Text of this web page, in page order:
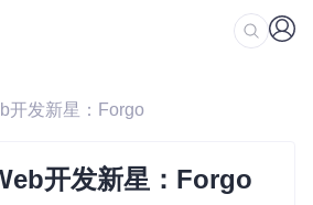
开发新星：Forgo
开发新星：Forgo